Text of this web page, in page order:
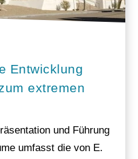
Entwicklung
extremen
und Führung
umfasst die von E.